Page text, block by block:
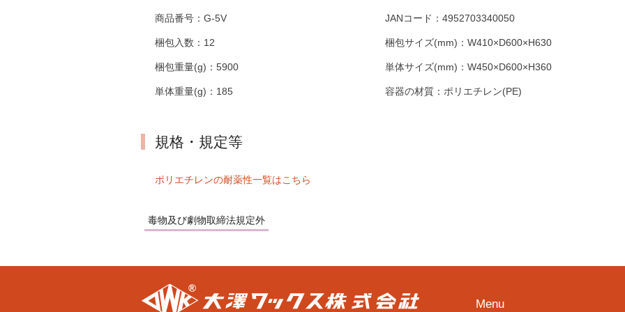
商品番号： G-5V JANコード： 4952703340050
梱包入数： 12 梱包サイズ(mm)： W410×D600×H630
梱包重量(g)： 5900 単体サイズ(mm)： W450×D600×H360
単体重量(g)： 185 容器の材質： ポリエチレン(PE)
規格・規定等
ポリエチレンの耐薬性一覧はこちら
毒物及び劇物取締法規定外
Menu